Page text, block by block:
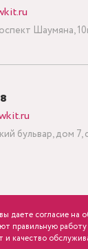
Минимальный
Шаумяна,
бульвар, дом 7,
НА
даете согласие на
правильную
и качество